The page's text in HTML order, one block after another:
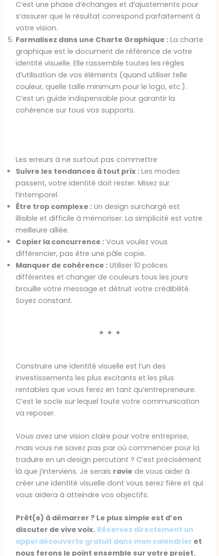
C’est une phase d’échanges et d’ajustements pour
s’assurer que le résultat correspond parfaitement à
votre vision.
Formalisez dans une Charte Graphique :La charte
graphique est le document de référence de votre
identité visuelle. Elle rassemble toutes les règles
d’utilisation de vos éléments (quand utiliser telle
couleur, quelle taille minimum pour le logo, etc.).
C’est un guide indispensable pour garantir la
cohérence sur tous vos supports.
Les erreurs à ne surtout pas commettre
Suivre les tendances à tout prix :Les modes
passent, votre identité doit rester. Misez sur
l’intemporel.
Être trop complexe :Un design surchargé est
illisible et difficile à mémoriser. La simplicité est votre
meilleure alliée.
Copier la concurrence :Vous voulez vous
différencier, pas être une pâle copie.
Manquer de cohérence :Utiliser 10 polices
différentes et changer de couleurs tous les jours
brouille votre message et détruit votre crédibilité.
Soyez constant.
✦ ✦ ✦
Construire une identité visuelle est l’un des
investissements les plus excitants et les plus
rentables que vous ferez en tant qu’entrepreneure.
C’est le socle sur lequel toute votre communication
va reposer.
Vous avez une vision claire pour votre entreprise,
mais vous ne savez pas par où commencer pour la
traduire en un design percutant ? C’est précisément
là que j’interviens. Je serais ravie de vous aider à
créer une identité visuelle dont vous serez fière et qui
vous aidera à atteindre vos objectifs.
Prêt(e) à démarrer ? Le plus simple est d’en
discuter de vive voix. Réservez directement un
appel découverte gratuit dans mon calendrier et
nous ferons le point ensemble sur votre projet.